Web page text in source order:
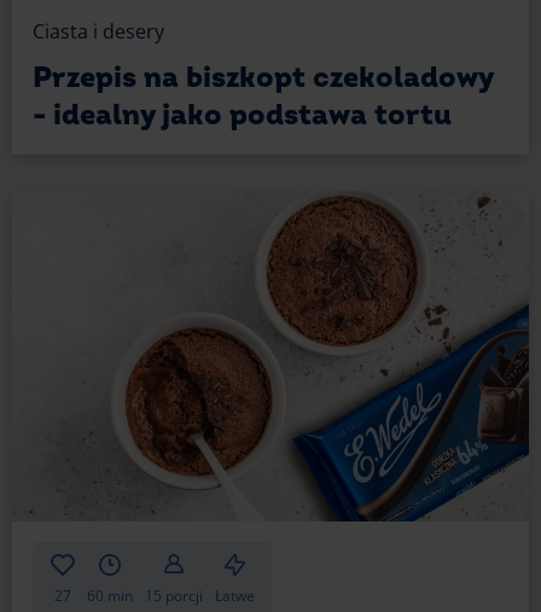
Ciasta i desery
Przepis na biszkopt czekoladowy
- idealny jako podstawa tortu
27 60 min 15 porcji Łatwe